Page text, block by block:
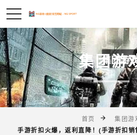
集团游
首页
集团游
手游折扣火爆，返利直降！(手游折扣